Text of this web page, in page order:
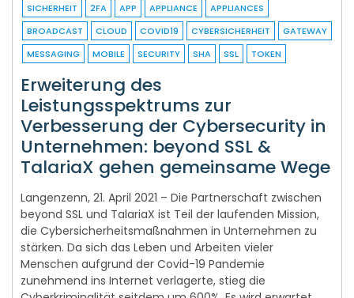
SICHERHEIT 2FA APP APPLIANCE
APPLIANCES
BROADCAST
CLOUD COVID19 CYBERSICHERHEIT
GATEWAY
MESSAGING
MOBILE SECURITY SHA SSL TOKEN
Erweiterung des
Leistungsspektrums zur
Verbesserung der Cybersecurity in
Unternehmen: beyond SSL &
TalariaX gehen gemeinsame Wege
Langenzenn, 21. April 2021 – Die Partnerschaft zwischen
beyond SSL und TalariaX ist Teil der laufenden Mission,
die Cybersicherheitsmaßnahmen in Unternehmen zu
stärken. Da sich das Leben und Arbeiten vieler
Menschen aufgrund der Covid-19 Pandemie
zunehmend ins Internet verlagerte, stieg die